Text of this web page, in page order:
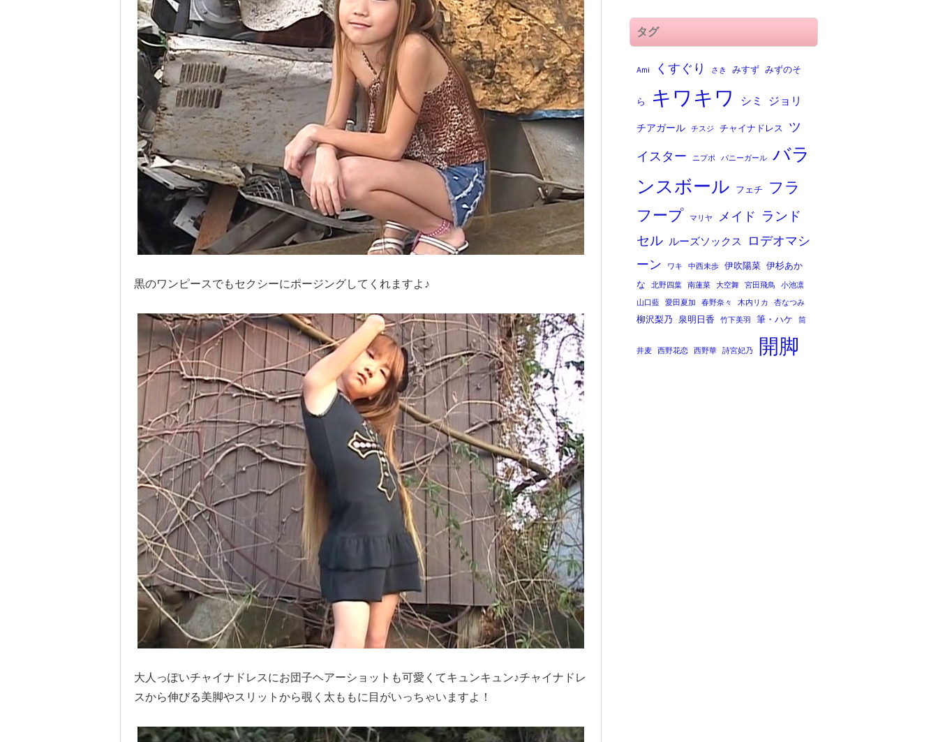
黒のワンピースでもセクシーにポージングしてくれますよ♪
大人っぽいチャイナドレスにお団子ヘアーショットも可愛くてキュンキュン♪チャイナドレ
スから伸びる美脚やスリットから覗く太ももに目がいっちゃいますよ！
タグ
Ami くすぐり さき みすず みずのそ
ら キワキワ シミ ジョリ
チアガール チスジ チャイナドレス
ツ
イスター
ニプポ バニーガール
バラ
ンスボール
フェチ
フラ
フープ
マリヤ メイド ランド
セル ルーズソックス
ロデオマシ
ーン
ワキ 中西未歩 伊吹陽菜 伊杉あか
な
北野四葉 南蓮菜 大空舞 宮田飛鳥
小池凛
山口藍
愛田夏加 春野奈々 木内リカ 杏なつみ
柳沢梨乃 泉明日香 竹下美羽 筆・ハケ 筒
井麦 西野花恋 西野華 詩宮妃乃 開脚